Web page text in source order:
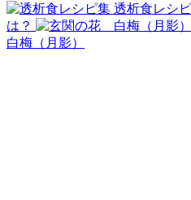
透析食レシ
は？
白梅（月影）